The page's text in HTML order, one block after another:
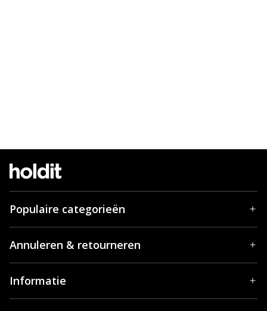
Populaire categorieën
Annuleren & retourneren
Informatie